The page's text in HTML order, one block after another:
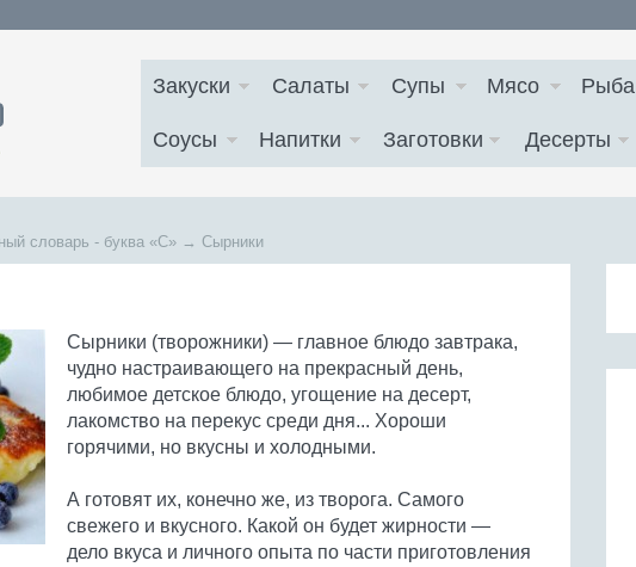
Закуски Салаты Супы Мясо Рыба
Соусы Напитки Заготовки Десерты
словарь - буква «С» → Сырники
Сырники (творожники) — главное блюдо завтрака,
чудно настраивающего на прекрасный день,
любимое детское блюдо, угощение на десерт,
лакомство на перекус среди дня... Хороши
горячими, но вкусны и холодными.
А готовят их, конечно же, из творога. Самого
свежего и вкусного. Какой он будет жирности —
дело вкуса и личного опыта по части приготовления